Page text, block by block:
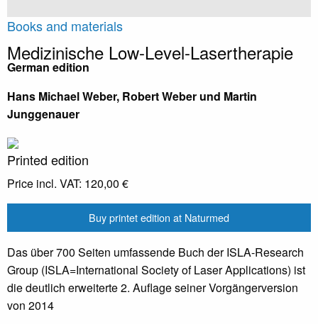
Books and materials
Medizinische Low-Level-Lasertherapie
German edition
Hans Michael Weber, Robert Weber und Martin
Junggenauer
Printed edition
Price incl. VAT: 120,00 €
Buy printet edition at Naturmed
Das über 700 Seiten umfassende Buch der ISLA-Research
Group (ISLA=International Society of Laser Applications) ist
die deutlich erweiterte 2. Auflage seiner Vorgängerversion
von 2014